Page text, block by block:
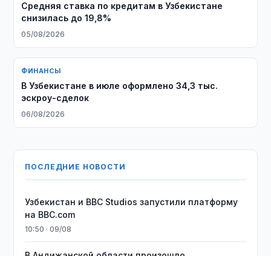
Средняя ставка по кредитам в Узбекистане
снизилась до 19,8%
05/08/2026
ФИНАНСЫ
В Узбекистане в июле оформлено 34,3 тыс.
эскроу-сделок
06/08/2026
ПОСЛЕДНИЕ НОВОСТИ
Узбекистан и BBC Studios запустили платформу
на BBC.com
10:50 · 09/08